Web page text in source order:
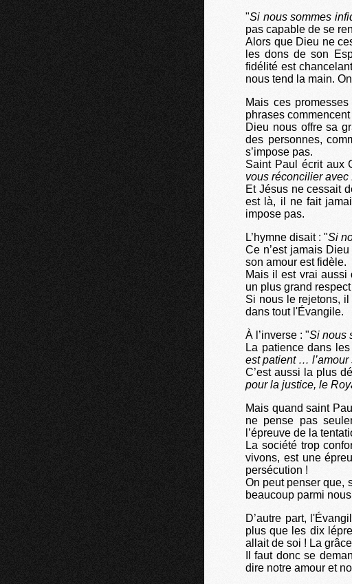
"Si nous sommes
pas capable de se
Alors que Dieu ne
les dons de son
fidélité est
nous tend la main.
Mais ces
phrases commencent
Dieu nous offre sa
des personnes,
s’impose pas.
Saint Paul écrit aux
vous réconcilier avec
Et Jésus ne cessait
est là, il ne fait
impose pas.
L’hymne disait : "Si
Ce n’est jamais
son amour est fidèle.
Mais il est vrai aussi
un plus grand
Si nous le rejetons, il
dans tout l'Évangile.
À l’inverse : "Si nous
La patience dans
est patient … l’amour
C’est aussi la plus
pour la justice, le
Mais quand saint
ne pense pas
l’épreuve de la
La société trop
vivons, est une
persécution !
On peut penser que,
beaucoup parmi
D’autre part,
plus que les dix
allait de soi ! La
Il faut donc se
dire notre amour et